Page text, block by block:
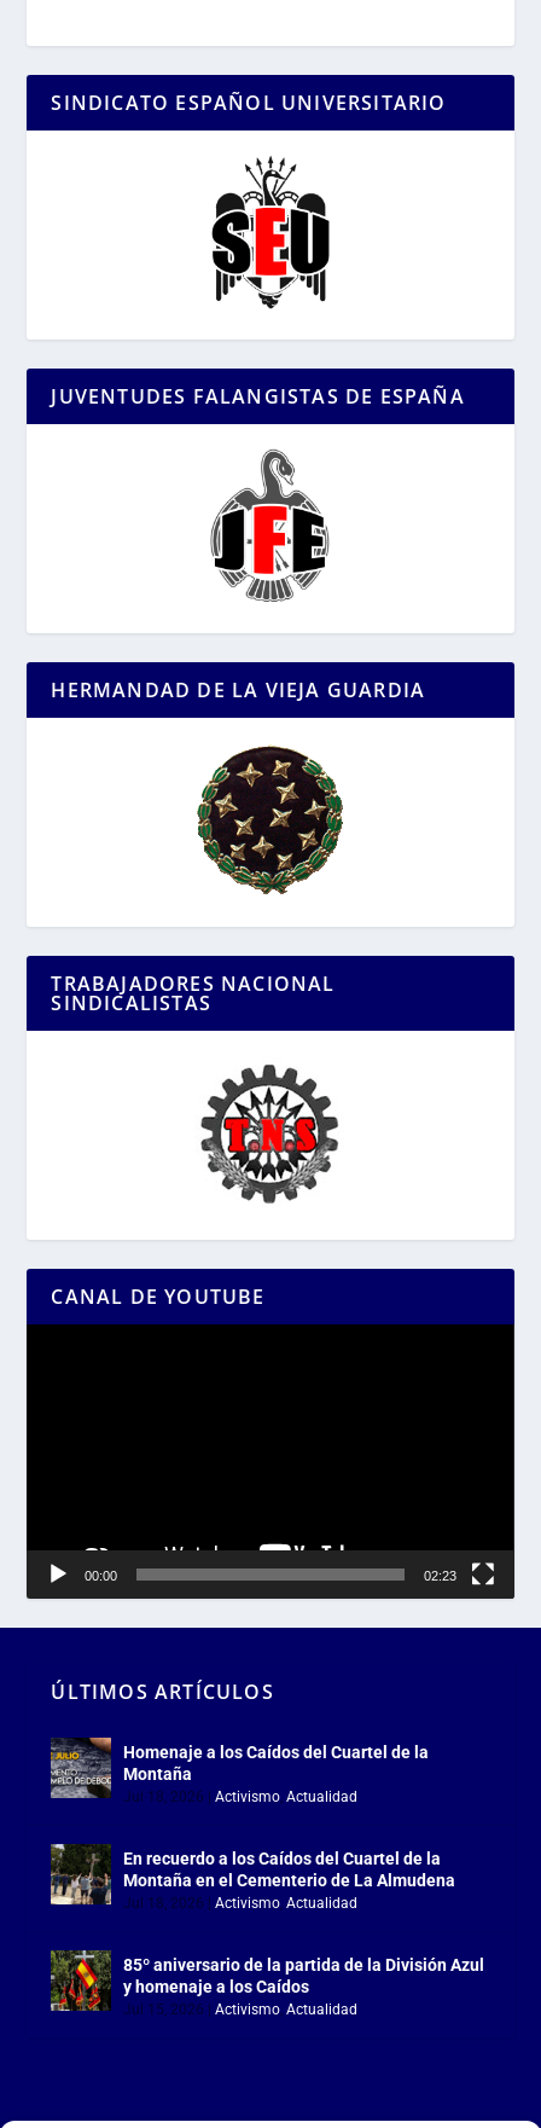
SINDICATO ESPAÑOL UNIVERSITARIO
JUVENTUDES FALANGISTAS DE ESPAÑA
HERMANDAD DE LA VIEJA GUARDIA
TRABAJADORES NACIONAL
SINDICALISTAS
CANAL DE YOUTUBE
00:00 02:23
ÚLTIMOS ARTÍCULOS
Homenaje a los Caídos del Cuartel de la
Montaña
Jul 18, 2026 |Activismo ,Actualidad
En recuerdo a los Caídos del Cuartel de la
Montaña en el Cementerio de La Almudena
Jul 18, 2026 |Activismo ,Actualidad
85º aniversario de la partida de la División Azul
y homenaje a los Caídos
Jul 15, 2026 |Activismo ,Actualidad